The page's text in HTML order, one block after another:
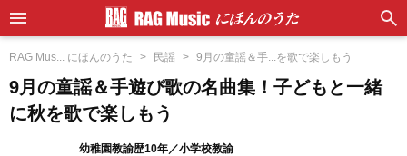
RAG Mus... にほんのうた 民謡 9月の童謡＆手...を歌で楽しもう
9月の童謡＆手遊び歌の名曲集！子どもと一緒
に秋を歌で楽しもう
幼稚園教諭歴10年／小学校教諭